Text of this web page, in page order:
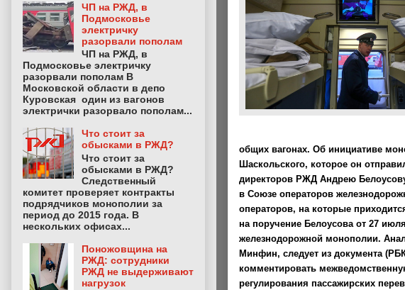
общих вагонах. Об инициативе
Шаскольского, которое он
директоров РЖД Андрею
в Союзе операторов
операторов, на которые
на поручение Белоусова от 27
железнодорожной монополии.
Минфин, следует из документа
комментировать
регулирования пассажирских
ЧП на РЖД, в
Подмосковье
электричку
разорвали пополам
ЧП на РЖД, в
Подмосковье электричку
разорвали пополам В
Московской области в депо
Куровская один из вагонов
электрички разорвало пополам...
Что стоит за
обысками в РЖД?
Что стоит за
обысками в РЖД?
Следственный
комитет проверяет контракты
подрядчиков монополии за
период до 2015 года. В
нескольких офисах...
Поножовщина на
РЖД: сотрудники
РЖД не выдерживают
нагрузок